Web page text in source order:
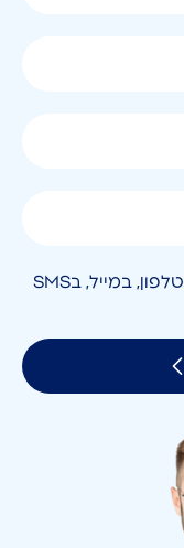
אני מאשר/ת קבלת חומר פרסומי בטלפון, במייל, בSMS